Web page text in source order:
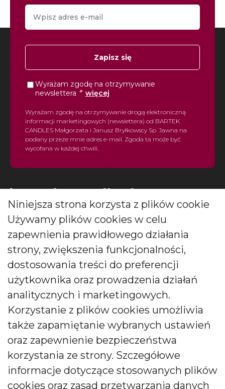
Zapisz się
Wyrażam zgodę na otrzymywanie
newslettera * więcej
Wyrażam zgodę na otrzymywanie drogą elektroniczną
informacji marketingowych (newslettera) od BARTEK
CANDLES Małgorzata i Janusz Bryłkowscy Sp. Jawna na
podany przeze mnie adres e-mail. Zgoda ta może być
wycofana w każdej chwili.
Polski producent świec zapachowych
Od kilkudziesięciu lat tworzymy świece, które zachwycają
pokolenia. Jesteśmy liderem produkcji świec ozdobnych i
Social media
Informacje
Informacja o firmie
Niniejsza strona korzysta z plików cookie
Używamy plików cookies w celu
zapewnienia prawidłowego działania
strony, zwiększenia funkcjonalności,
dostosowania treści do preferencji
użytkownika oraz prowadzenia działań
analitycznych i marketingowych.
Korzystanie z plików cookies umożliwia
także zapamiętanie wybranych ustawień
oraz zapewnienie bezpieczeństwa
korzystania ze strony. Szczegółowe
informacje dotyczące stosowanych plików
cookies oraz zasad przetwarzania danych